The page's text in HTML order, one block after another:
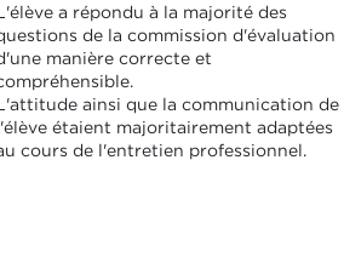
a répondu à la majorité des
de la commission d'évaluation
manière correcte et
ainsi que la communication de
étaient majoritairement adaptées
cours de l'entretien professionnel.